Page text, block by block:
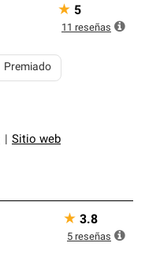
Sitio web
Premiado
★ 5
11 reseñas
★ 3.8
5 reseñas